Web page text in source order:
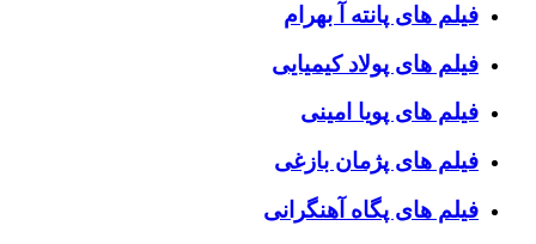
فیلم های پانته آ بهرام
فیلم های پولاد کیمیایی
فیلم های پویا امینی
فیلم های پژمان بازغی
فیلم های پگاه آهنگرانی